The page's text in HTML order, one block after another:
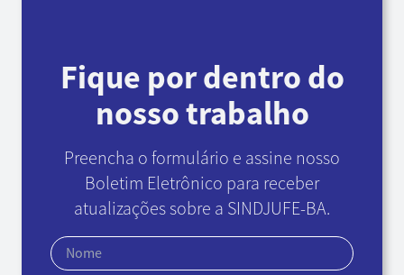
Fique por dentro do
nosso trabalho
Preencha o formulário e assine nosso
Boletim Eletrônico para receber
atualizações sobre a SINDJUFE-BA.